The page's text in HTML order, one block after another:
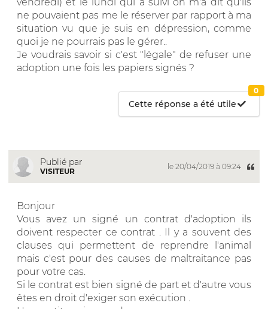
ne pouvaient pas me le réserver par rapport à ma
situation vu que je suis en dépression, comme
quoi je ne pourrais pas le gérer..
Je voudrais savoir si c'est "légale" de refuser une
adoption une fois les papiers signés ?
Cette réponse a été utile
0
Publié par
VISITEUR
le 20/04/2019 à 09:24
Bonjour
Vous avez un signé un contrat d'adoption ils
doivent respecter ce contrat . Il y a souvent des
clauses qui permettent de reprendre l'animal
mais c'est pour des causes de maltraitance pas
pour votre cas.
Si le contrat est bien signé de part et d'autre vous
êtes en droit d'exiger son exécution .